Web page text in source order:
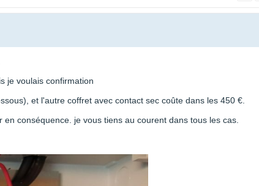
je voulais confirmation
et l'autre coffret avec contact sec coûte dans les 450 €.
conséquence. je vous tiens au courent dans tous les cas.